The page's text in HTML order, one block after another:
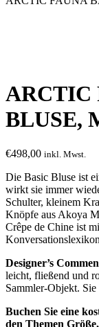
ARCTIC
BLUSE,
€498,00 inkl. Mwst.
Die Basic Bluse ist
wirkt sie immer
Schulter, kleinem
Knöpfe aus Akoya
Crêpe de Chine ist
Designer’s Commen
leicht, fließend und
Sammler-Objekt.
Buchen Sie eine
den Themen